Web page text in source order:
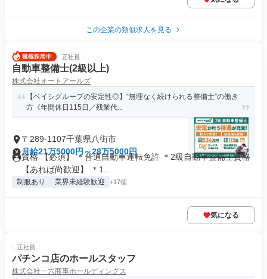
この企業の類似求人を見る
正社員
自動車整備士(2級以上)
株式会社オートアールズ
【ベイシグループの安定性◎】“無理なく続けられる整備士”の働き
方《年間休日115日／残業代...
〒289-1107千葉県八街市
月給21万5000円～28万5000円
資格 【必須】 ＊普通自動車運転免許 ＊2級自動車整備士資格
【あれば尚歓迎】 ＊1...
制服あり 業界未経験歓迎 +17個
気になる
正社員
パチンコ店のホールスタッフ
株式会社一六商事ホールディングス